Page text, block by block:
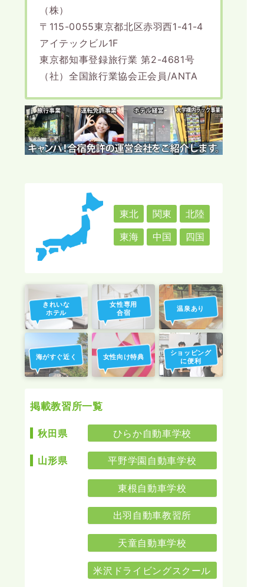
（株）
〒115-0055東京都北区赤羽西1-41-4
アイテックビル1F
東京都知事登録旅行業 第2-4681号
（社）全国旅行業協会正会員/ANTA
東北 関東
北陸
東海
中国 四国
きれいな
ホテル
女性専用
合宿
温泉あり
海がすぐ近く 女性向け特典
ショッピング
に便利
掲載教習所一覧
秋田県 ひらか自動車学校
山形県 平野学園自動車学校
東根自動車学校
出羽自動車教習所
天童自動車学校
米沢ドライビングスクール